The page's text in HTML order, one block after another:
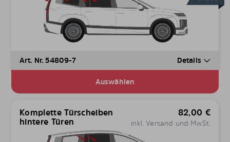
Art. Nr. 54809-7 Details
Auswählen
Komplette Türscheiben
hintere Türen
82,00 €
inkl. Versand und MwSt.